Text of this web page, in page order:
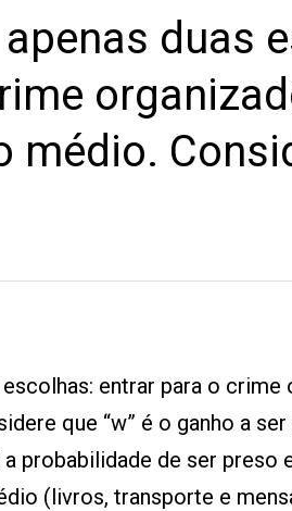
duas
médio.
entrar para o crime
que “w” é o ganho a
probabilidade de ser preso
(livros, transporte e